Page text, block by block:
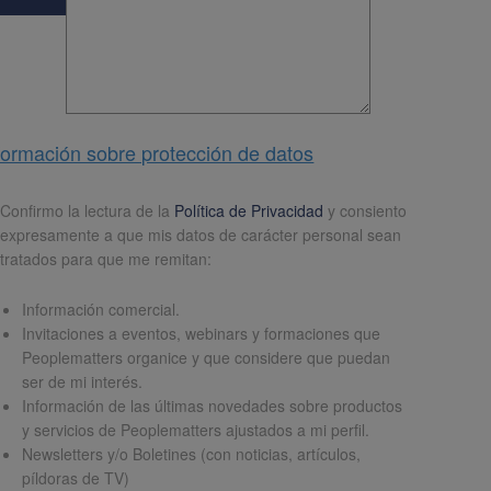
sobre protección de datos
Confirmo la lectura de la Política de Privacidad y consiento
expresamente a que mis datos de carácter personal sean
tratados para que me remitan:
Información comercial.
Invitaciones a eventos, webinars y formaciones que
Peoplematters organice y que considere que puedan
ser de mi interés.
Información de las últimas novedades sobre productos
y servicios de Peoplematters ajustados a mi perfil.
Newsletters y/o Boletines (con noticias, artículos,
píldoras de TV)